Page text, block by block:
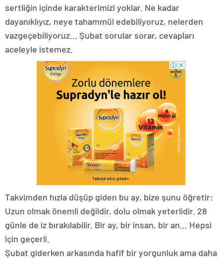
sertliğin içinde karakterimizi yoklar. Ne kadar
dayanıklıyız, neye tahammül edebiliyoruz, nelerden
vazgeçebiliyoruz… Şubat sorular sorar, cevapları
aceleyle istemez.
Takvimden hızla düşüp giden bu ay, bize şunu öğretir:
Uzun olmak önemli değildir, dolu olmak yeterlidir. 28
günle de iz bırakılabilir. Bir ay, bir insan, bir an… Hepsi
için geçerli.
Şubat giderken arkasında hafif bir yorgunluk ama daha